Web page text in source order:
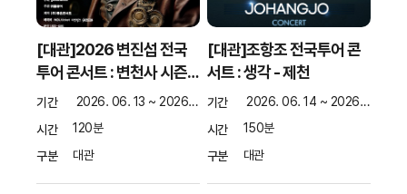
[대관]2026 변진섭 전국
투어 콘서트 : 변천사 시즌…
기간
2026. 06. 13 ~ 2026. 06. 13
시간
120분
구분
대관
[대관]조항조 전국투어 콘
서트 : 생각 - 제천
기간
2026. 06. 14 ~ 2026. 06. 14
시간
150분
구분
대관